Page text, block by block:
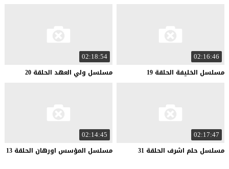
02:16:46
مسلسل الخليفة الحلقة 19
02:18:54
مسلسل ولي العهد الحلقة 20
02:17:47
مسلسل حلم اشرف الحلقة 31
02:14:45
مسلسل المؤسس اورهان الحلقة 13